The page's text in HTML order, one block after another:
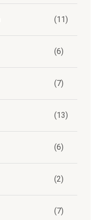
(11)
(6)
(7)
(13)
(6)
(2)
(7)